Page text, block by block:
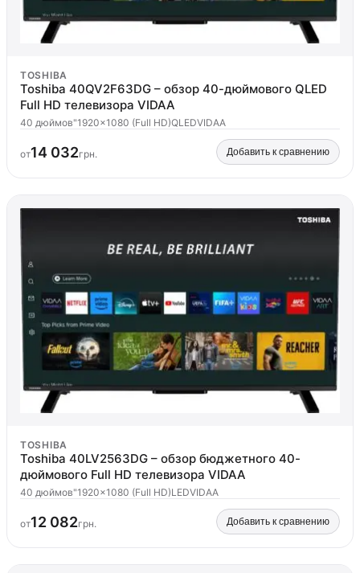
TOSHIBA
Toshiba 40QV2F63DG – обзор 40-дюймового QLED
Full HD телевизора VIDAA
40 дюймов"1920x1080 (Full HD)QLEDVIDAA
от14 032грн. Добавить к сравнению
TOSHIBA
Toshiba 40LV2563DG – обзор бюджетного 40-
дюймового Full HD телевизора VIDAA
40 дюймов"1920x1080 (Full HD)LEDVIDAA
от12 082грн. Добавить к сравнению